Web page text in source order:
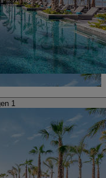
1